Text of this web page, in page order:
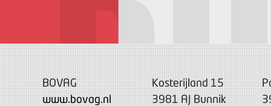
BOVAG
www.bovag.nl
Kosterijland 15
3981 AJ Bunnik